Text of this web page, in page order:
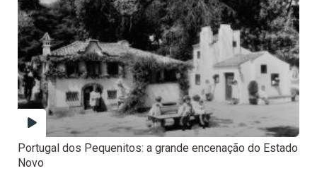
Portugal dos Pequenitos: a grande encenação do Estado
Novo